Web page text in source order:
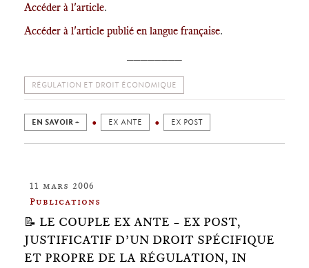
Accéder à l'article.
Accéder à l'article publié en langue française.
RÉGULATION ET DROIT ÉCONOMIQUE
EN SAVOIR + EX ANTE EX POST
11 mars 2006
Publications
📝 LE COUPLE EX ANTE – EX POST,
JUSTIFICATIF D’UN DROIT SPÉCIFIQUE
ET PROPRE DE LA RÉGULATION, IN